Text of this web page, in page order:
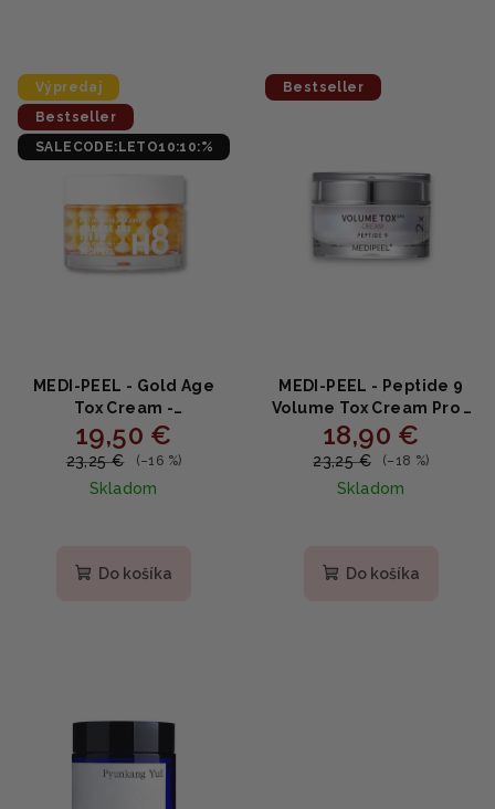
Výpredaj
Bestseller
SALECODE:LETO10:10:%
MEDI-PEEL - Gold Age
Tox Cream -
Protivráskový krém 50g
19,50 €
23,25 € (–16 %)
Skladom
produktu
Do košíka
Bestseller
MEDI-PEEL - Peptide 9
Volume Tox Cream Pro -
omladzujúci krém s
peptidmi 50g
18,90 €
23,25 € (–18 %)
Skladom
produktu
Do košíka